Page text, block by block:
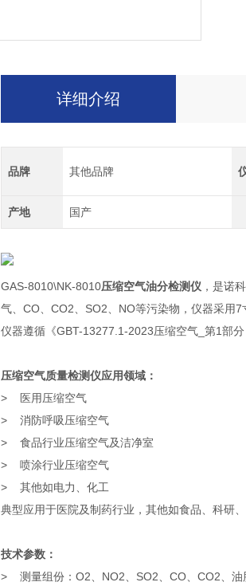
详细介绍
品牌 其他品牌
产地 国产
GAS-8010\NK-8010压缩空气油分检测仪，是诺
气、CO、CO2、SO2、NO等污染物，仪器采用
仪器遵循《GBT-13277.1-2023压缩空气_第1部
压缩空气质量检测仪应用领域：
> 医用压缩空气
> 消防呼吸压缩空气
> 食品行业压缩空气及洁净室
> 喷涂行业压缩空气
> 其他如电力、化工
典型应用于医院及制药行业，其他如食品、科研
技术参数：
> 测量组份：O2、NO2、SO2、CO、CO2、油